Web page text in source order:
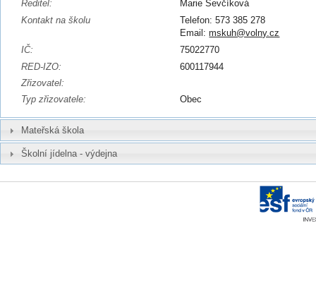
Ředitel:
Marie Ševčíková
Kontakt na školu
Telefon: 573 385 278
Email:mskuh@volny.cz
IČ:
75022770
RED-IZO:
600117944
Zřizovatel:
Typ zřizovatele:
Obec
Mateřská škola
Školní jídelna - výdejna